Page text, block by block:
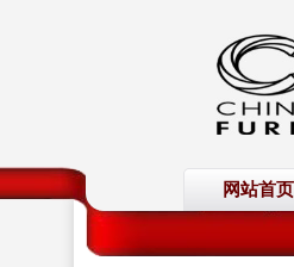
网站首页